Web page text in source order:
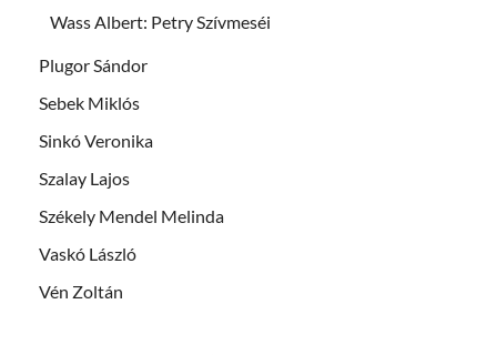
Wass Albert: Petry Szívmeséi
Plugor Sándor
Sebek Miklós
Sinkó Veronika
Szalay Lajos
Székely Mendel Melinda
Vaskó László
Vén Zoltán